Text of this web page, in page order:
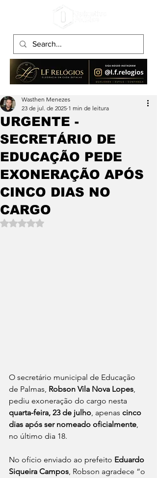
URGENTE -
SECRETÁRIO DE
EDUCAÇÃO PEDE
EXONERAÇÃO APÓS
CINCO DIAS NO
CARGO
Wasthen Menezes
23 de jul. de 2025 1 min de leitura
Avaliado com NaN de 5 estrelas.
O secretário municipal de Educação
de Palmas, Robson Vila Nova Lopes,
pediu exoneração do cargo nesta
quarta-feira, 23 de julho, apenas cinco
dias após ser nomeado oficialmente,
no último dia 18.
No ofício enviado ao prefeito Eduardo
Siqueira Campos, Robson agradece “o